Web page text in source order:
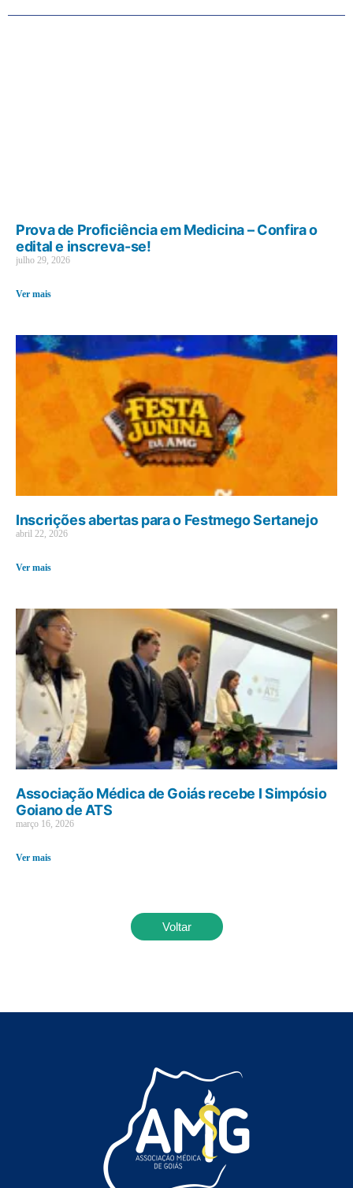
Prova de Proficiência em Medicina – Confira o
edital e inscreva-se!
julho 29, 2026
Ver mais
Inscrições abertas para o Festmego Sertanejo
abril 22, 2026
Ver mais
Associação Médica de Goiás recebe I Simpósio
Goiano de ATS
março 16, 2026
Ver mais
Voltar